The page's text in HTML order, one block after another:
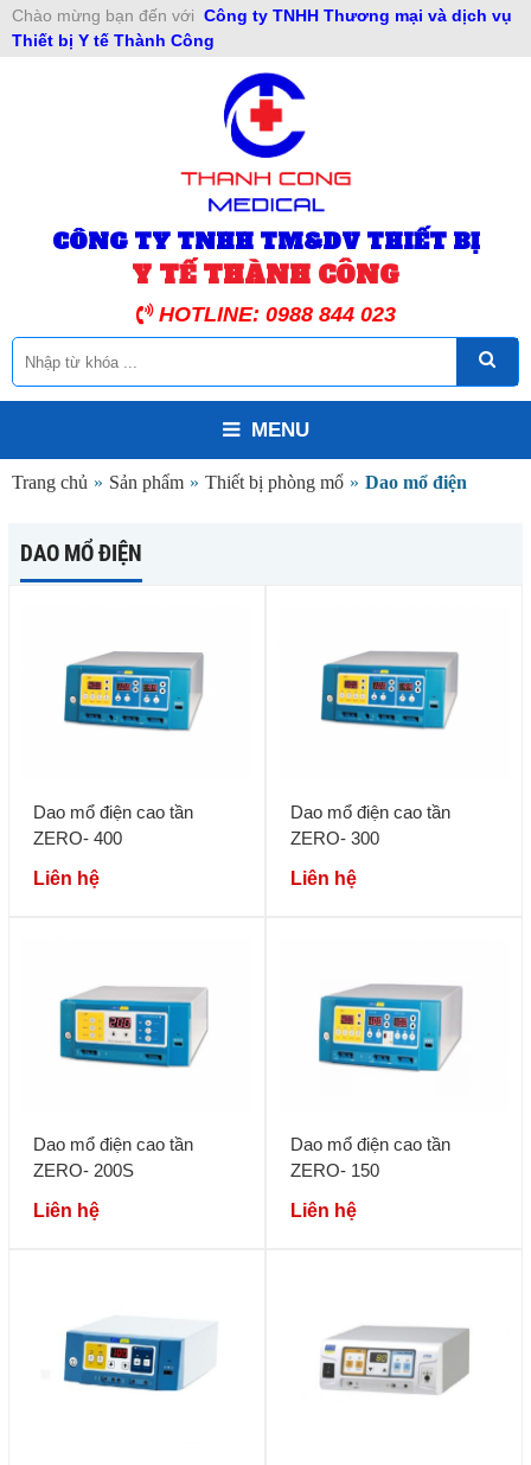
Chào mừng bạn đến với Công ty TNHH Thương mại và dịch vụ
Thiết bị Y tế Thành Công
CÔNG TY TNHH TM&DV THIẾT BỊ
Y TẾ THÀNH CÔNG
HOTLINE: 0988 844 023
MENU
Trang chủ » Sản phẩm » Thiết bị phòng mổ » Dao mổ điện
DAO MỔ ĐIỆN
Dao mổ điện cao tần
ZERO- 400
Liên hệ
Dao mổ điện cao tần
ZERO- 300
Liên hệ
Dao mổ điện cao tần
ZERO- 200S
Liên hệ
Dao mổ điện cao tần
ZERO- 150
Liên hệ